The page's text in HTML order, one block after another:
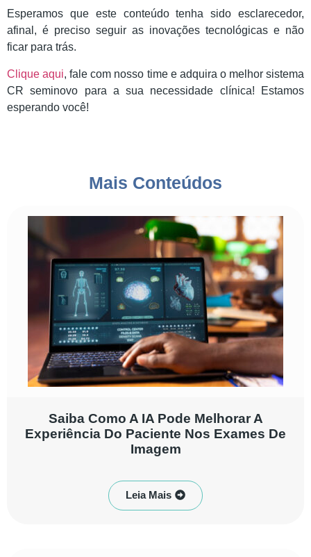
Esperamos que este conteúdo tenha sido esclarecedor,
afinal, é preciso seguir as inovações tecnológicas e não
ficar para trás.
Clique aqui, fale com nosso time e adquira o melhor sistema
CR seminovo para a sua necessidade clínica! Estamos
esperando você!
Mais Conteúdos
Saiba Como A IA Pode Melhorar A
Experiência Do Paciente Nos Exames De
Imagem
Leia Mais